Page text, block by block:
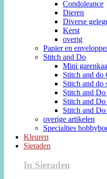
Condoleance
Dieren
Diverse
Kerst
overig
Papier en
Stitch and Do
Mini
Stitch and do
Stitch and do
Stitch and Do
Stitch and Do
Stitch and
overige artikelen
Specialties
Kleuren
Sieraden
In Sieraden